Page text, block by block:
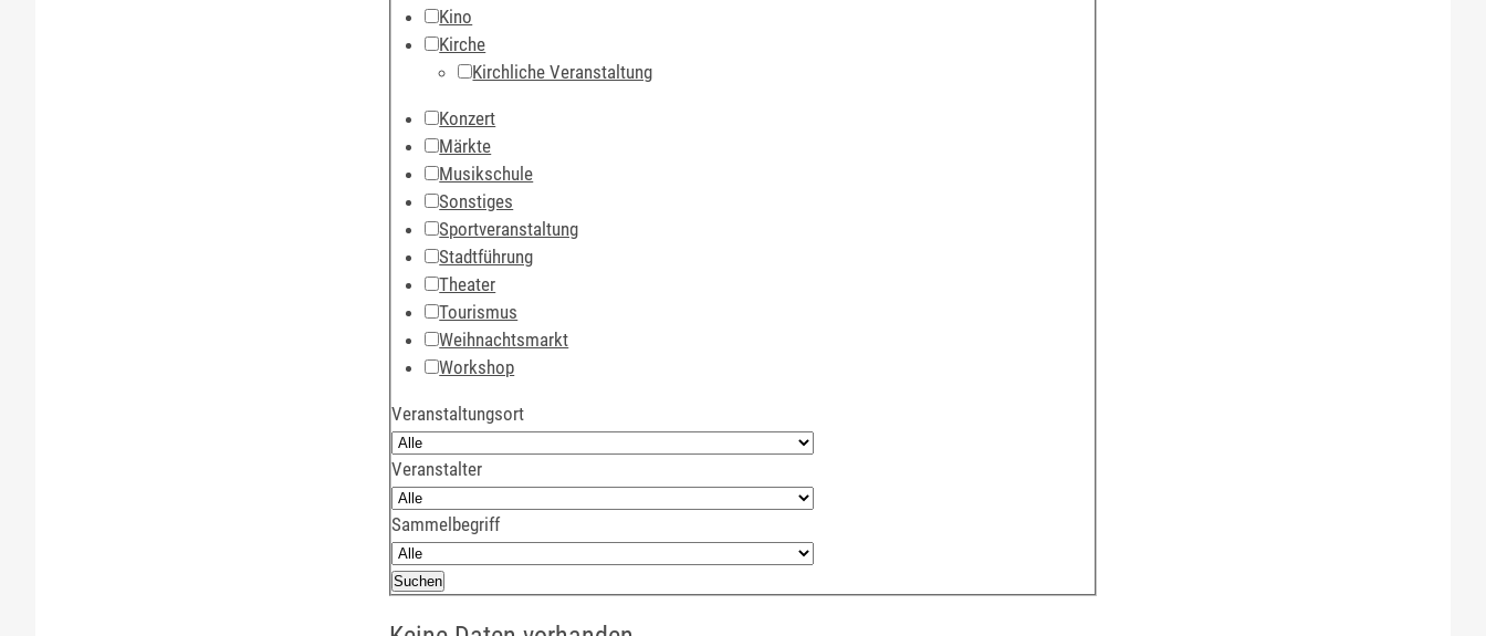
Kino
Kirche
Kirchliche Veranstaltung
Konzert
Märkte
Musikschule
Sonstiges
Sportveranstaltung
Stadtführung
Theater
Tourismus
Weihnachtsmarkt
Workshop
Veranstaltungsort
Veranstalter
Sammelbegriff